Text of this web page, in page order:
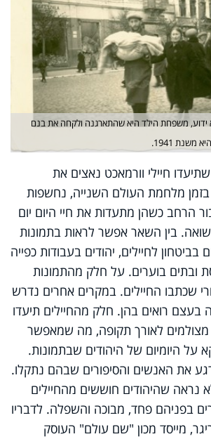
ידוע, משפחת הילד היא שהתארגנה ולקחה את בנם
משנת 1941.
חיילי וורמאכט נאצים את
מלחמת העולם השנייה, נחשפות
הרחב כשהן מתעדות את חיי היום יום
בין השאר אפשר לראות בתמונות
בביטחון לחיילים, יהודים בעבודות כפייה
ובתים בוערים. על חלק מהתמונות
שכתבו החיילים. במקרים אחרים נדרש
בעצם רואים בהן. חלק מהחיילים תיעדו
מצולמים לאורך תקופה, מה שמאפשר
על היומיום של היהודים שבתמונות.
את האנשים והסיפורים שבהם נתקלו.
נראה שהיהודים חוששים מהחיילים
בפניהם פחד, מבוכה והשפלה. לדבריו
מייסד מכון "שם עולם" העוסק